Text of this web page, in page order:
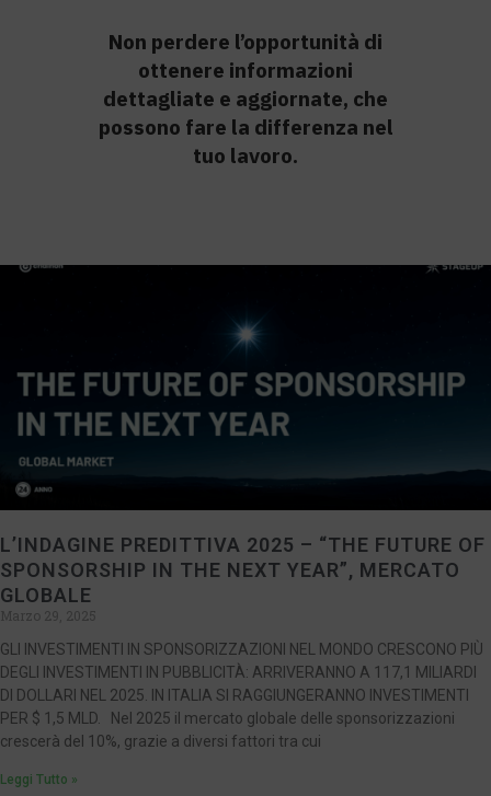
Non perdere l’opportunità di
ottenere informazioni
dettagliate e aggiornate, che
possono fare la differenza nel
tuo lavoro.
L’INDAGINE PREDITTIVA 2025 – “THE FUTURE OF
SPONSORSHIP IN THE NEXT YEAR”, MERCATO
GLOBALE
Marzo 29, 2025
GLI INVESTIMENTI IN SPONSORIZZAZIONI NEL MONDO CRESCONO PIÙ
DEGLI INVESTIMENTI IN PUBBLICITÀ: ARRIVERANNO A 117,1 MILIARDI
DI DOLLARI NEL 2025. IN ITALIA SI RAGGIUNGERANNO INVESTIMENTI
PER $ 1,5 MLD. Nel 2025 il mercato globale delle sponsorizzazioni
crescerà del 10%, grazie a diversi fattori tra cui
Leggi Tutto »